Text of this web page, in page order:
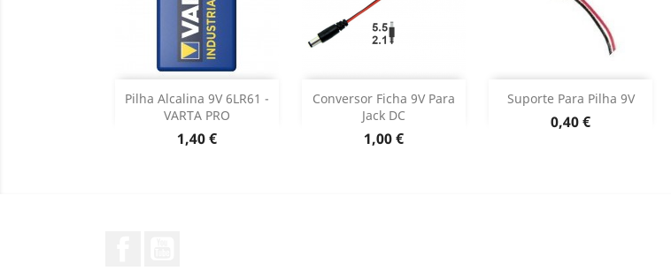
Pilha Alcalina 9V 6LR61 -
VARTA PRO
Preço
1,40 €
Adicionar 
Dados do produto
Conversor Ficha 9V Para
Jack DC
Preço
1,00 €
Adicionar 
Dados do produto
Suporte Para Pilha 9V
Preço
0,40 €
Adicionar 
Dados do produto